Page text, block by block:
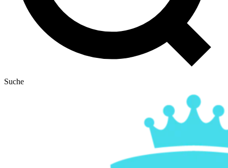
Suche